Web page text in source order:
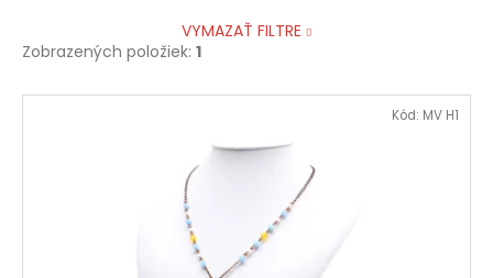
VYMAZAŤ FILTRE
Zobrazených položiek: 1
V Kód: MV H1